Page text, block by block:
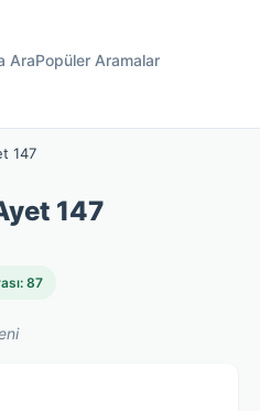
AraPopüler Aramalar
147
147
87